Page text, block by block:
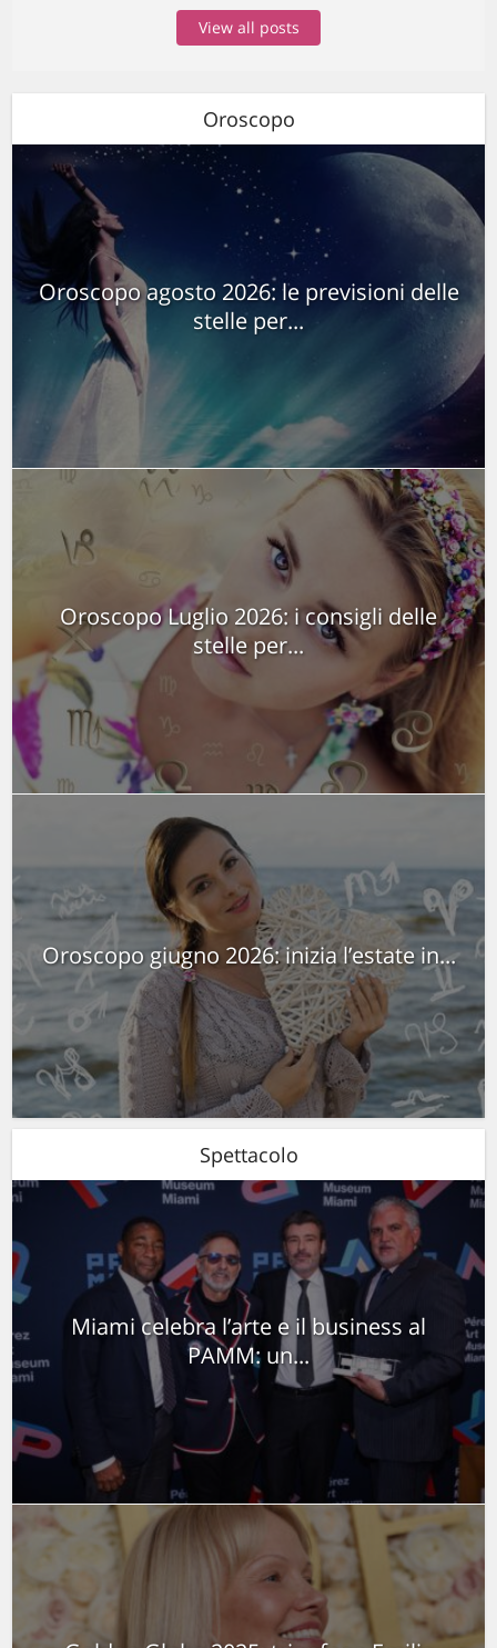
View all posts
Oroscopo
Oroscopo agosto 2026: le previsioni delle
stelle per...
Oroscopo Luglio 2026: i consigli delle
stelle per...
Oroscopo giugno 2026: inizia l’estate in...
Spettacolo
Miami celebra l’arte e il business al
PAMM: un...